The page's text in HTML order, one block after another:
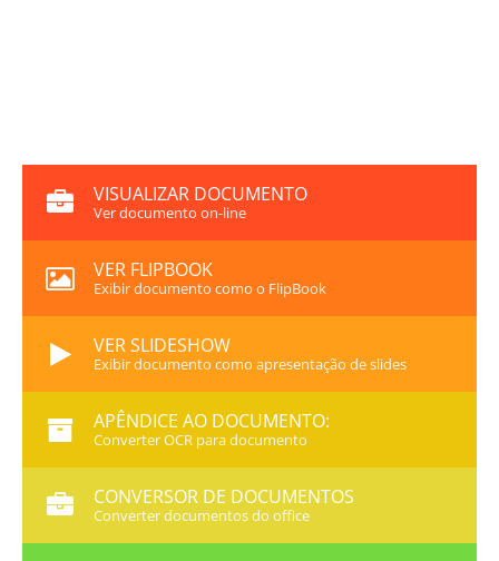
VISUALIZAR DOCUMENTO
Ver documento on-line
VER FLIPBOOK
Exibir documento como o FlipBook
VER SLIDESHOW
Exibir documento como apresentação de slides
APÊNDICE AO DOCUMENTO:
Converter OCR para documento
CONVERSOR DE DOCUMENTOS
Converter documentos do office